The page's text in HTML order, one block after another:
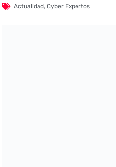
Actualidad,Cyber Expertos